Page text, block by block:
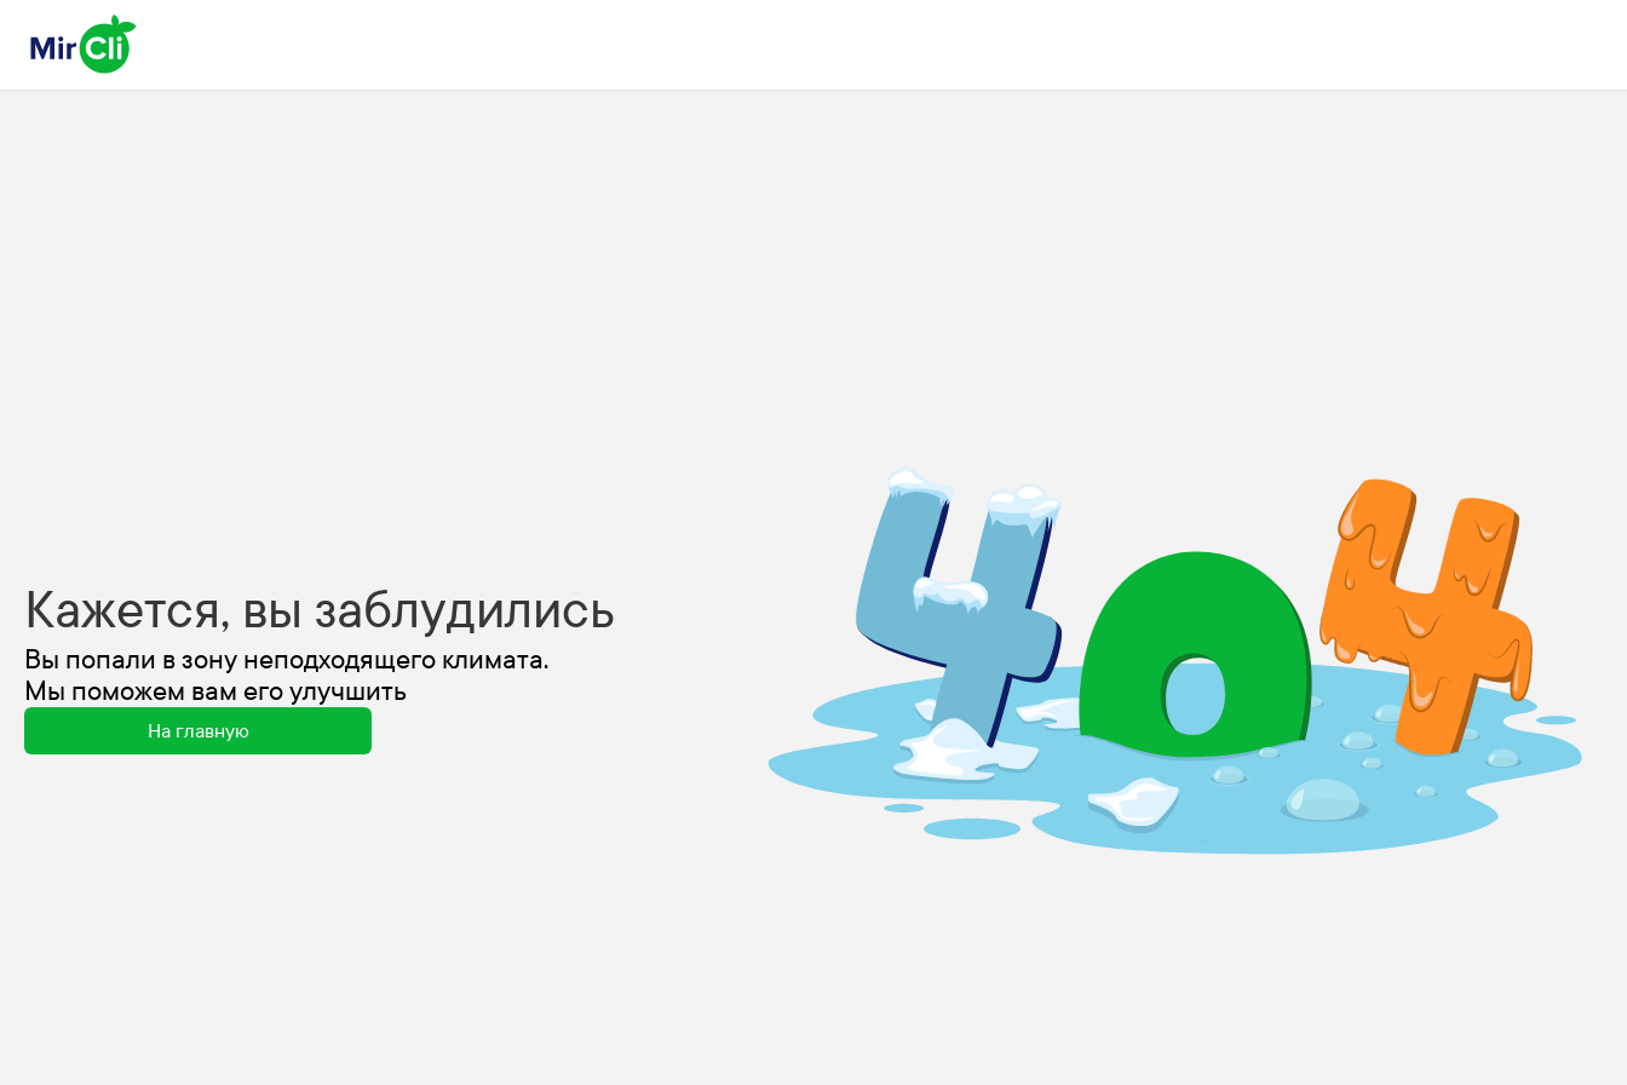
Кажется, вы заблудились
Вы попали в зону неподходящего климата.
Мы поможем вам его улучшить
На главную